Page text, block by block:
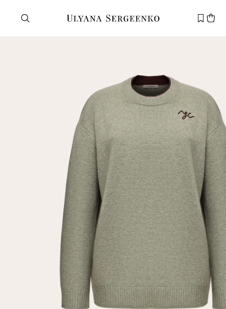
+7 495 105 70 25
support@ulyanasergeenko.com
Пн—Пт 11—19
Новый
клиент
Электронная почта
Повтор пароля
Дата рождения